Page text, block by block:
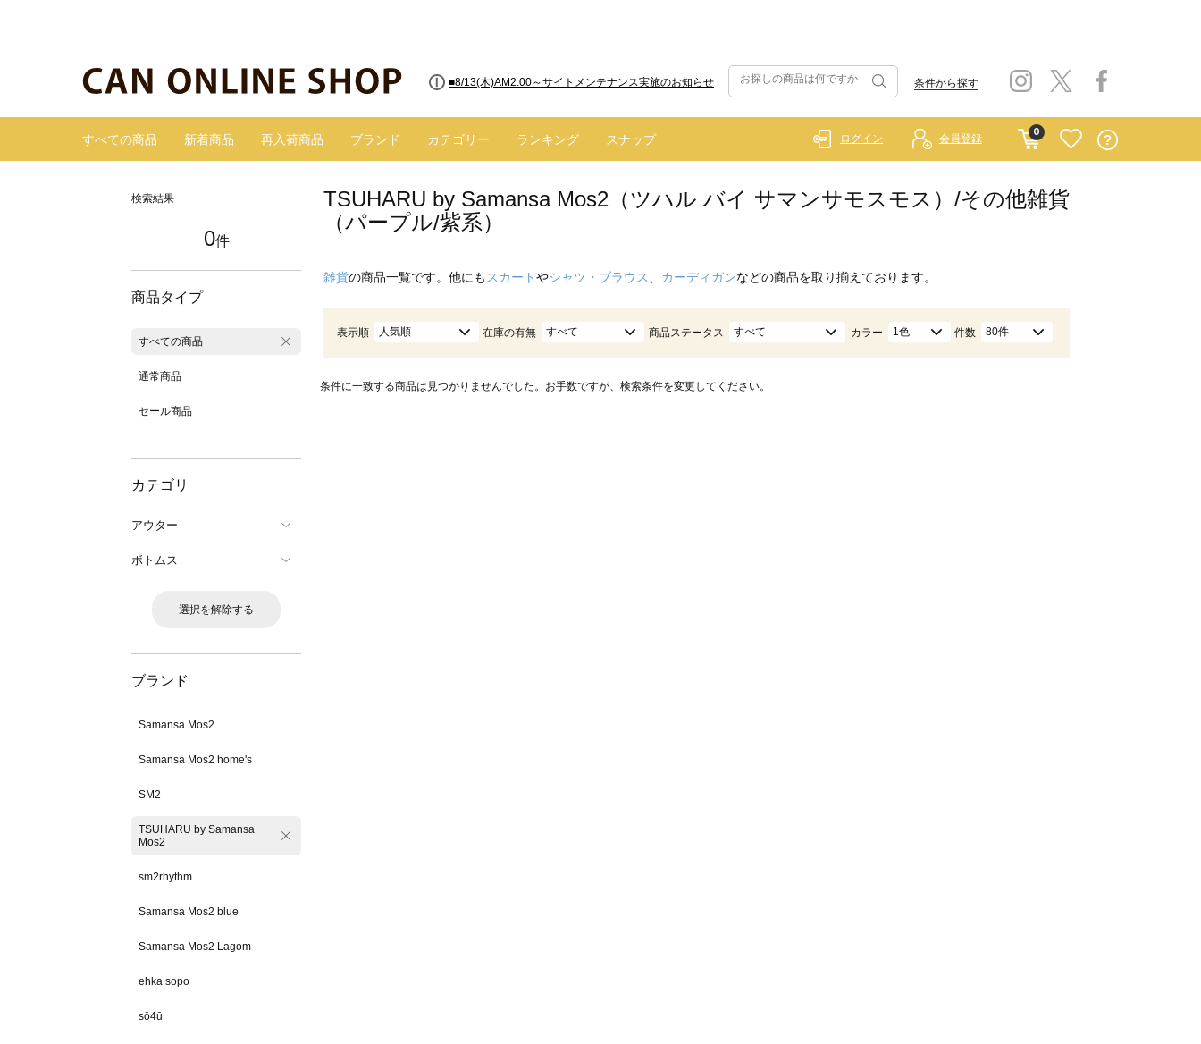
■8/13(木)AM2:00～サイトメンテナンス実施のお知らせ 条件から探す
すべての商品 新着商品 再入荷商品 ブランド カテゴリー ランキング スナップ
0
ログイン 会員登録
検索結果
0件
商品タイプ
すべての商品
通常商品
セール商品
カテゴリ
アウター
ボトムス
選択を解除する
ブランド
Samansa Mos2
Samansa Mos2 home's
SM2
TSUHARU by Samansa
Mos2
sm2rhythm
Samansa Mos2 blue
Samansa Mos2 Lagom
ehka sopo
sō4ū
TSUHARU by Samansa Mos2（ツハル バイ サマンサモスモス）/その他雑貨
（パープル/紫系）
雑貨の商品一覧です。他にも スカートやシャツ・ブラウス カーディガンなどの商品を取り揃えております。
表示順 人気順 在庫の有無 すべて 商品ステータス すべて カラー 1色 件数 80件
条件に一致する商品は見つかりませんでした。お手数ですが、検索条件を変更してください。